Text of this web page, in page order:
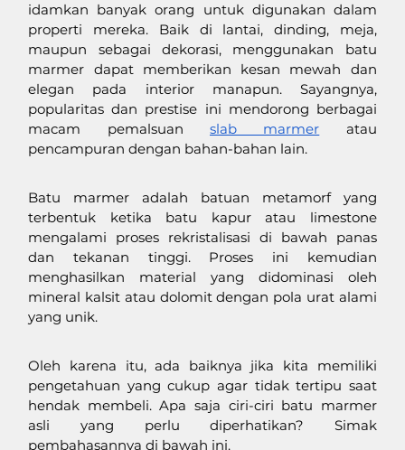
idamkan banyak orang untuk digunakan dalam
properti mereka. Baik di lantai, dinding, meja,
maupun sebagai dekorasi, menggunakan batu
marmer dapat memberikan kesan mewah dan
elegan pada interior manapun. Sayangnya,
popularitas dan prestise ini mendorong berbagai
macam pemalsuan slab marmer atau
pencampuran dengan bahan-bahan lain.
Batu marmer adalah batuan metamorf yang
terbentuk ketika batu kapur atau limestone
mengalami proses rekristalisasi di bawah panas
dan tekanan tinggi. Proses ini kemudian
menghasilkan material yang didominasi oleh
mineral kalsit atau dolomit dengan pola urat alami
yang unik.
Oleh karena itu, ada baiknya jika kita memiliki
pengetahuan yang cukup agar tidak tertipu saat
hendak membeli. Apa saja ciri-ciri batu marmer
asli yang perlu diperhatikan? Simak
pembahasannya di bawah ini.